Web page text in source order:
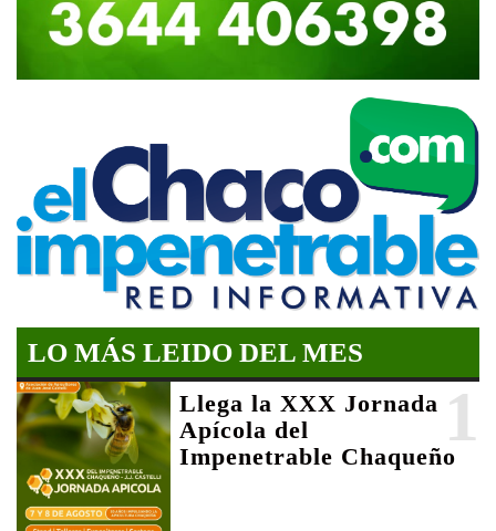
LO MÁS LEIDO DEL MES
1
Llega la XXX Jornada
Apícola del
Impenetrable Chaqueño